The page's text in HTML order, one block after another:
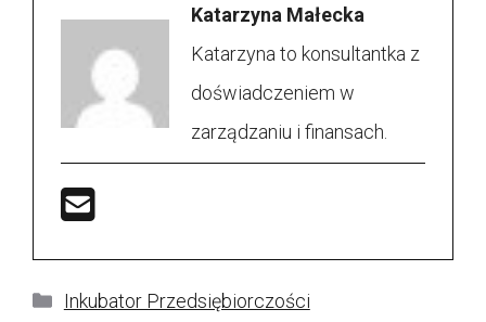
Katarzyna Małecka
Katarzyna to konsultantka z
doświadczeniem w
zarządzaniu i finansach.
Kategorie
Inkubator Przedsiębiorczości